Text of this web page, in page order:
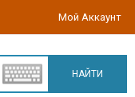
Мой Аккаунт
НАЙТИ